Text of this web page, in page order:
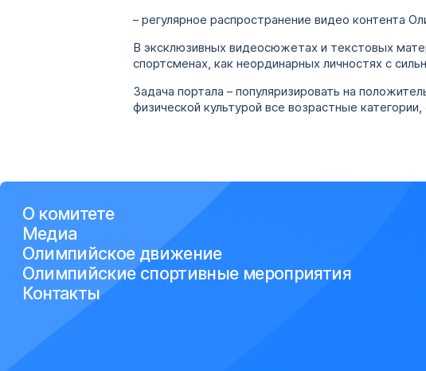
– регулярное распространение видео контента
В эксклюзивных видеосюжетах и текстовых
спортсменах, как неординарных личностях с
Задача портала – популяризировать на
физической культурой все возрастные
О комитете
Медиа
Олимпийское движение
Олимпийские спортивные мероприятия
Контакты